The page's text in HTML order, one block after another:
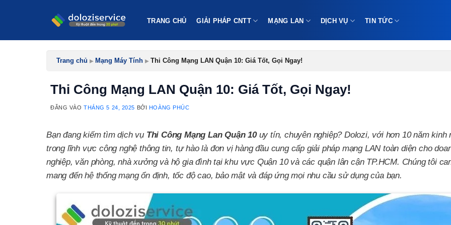
TRANG CHỦ GIẢI PHÁP CNTT MẠNG LAN DỊCH VỤ TIN TỨC
Trang chủ ▸ Mạng Máy Tính ▸ Thi Công Mạng LAN Quận 10: Giá Tốt, Gọi Ngay!
Thi Công Mạng LAN Quận 10: Giá Tốt, Gọi Ngay!
ĐĂNG VÀOTHÁNG 5 24, 2025 BỞI HOÀNG PHÚC
Bạn đang kiếm tìm dịch vụ Thi Công Mạng Lan Quận 10uy tín, chuyên nghiệp? Dolozi, với hơn 10 năm kinh
trong lĩnh vực công nghệ thông tin, tự hào là đơn vị hàng đầu cung cấp giải pháp mạng LAN toàn diện cho
nghiệp, văn phòng, nhà xưởng và hộ gia đình tại khu vực Quận 10 và các quận lân cận TP.HCM. Chúng tôi
mang đến hệ thống mạng ổn định, tốc độ cao, bảo mật và đáp ứng mọi nhu cầu sử dụng của bạn.